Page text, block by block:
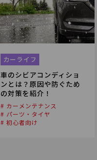
カーライフ
車のシビアコンディショ
ンとは？原因や防ぐため
の対策を紹介！
# カーメンテナンス
# パーツ・タイヤ
# 初心者向け